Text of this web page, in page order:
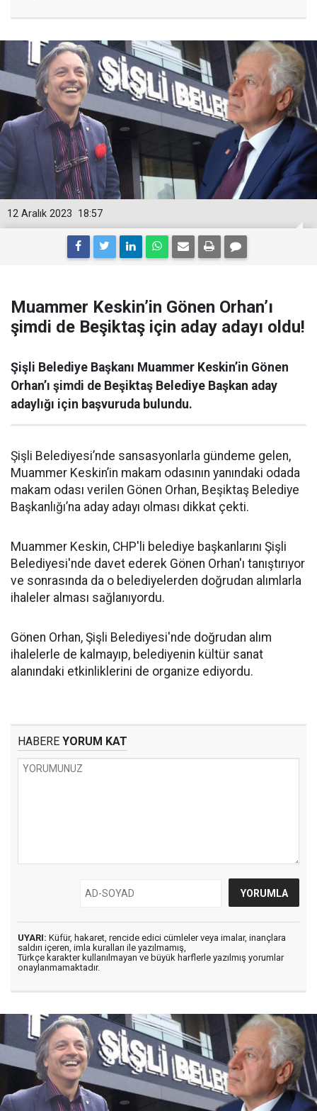
18:57
12 Aralık 2023
Muammer Keskin’in Gönen Orhan’ı
şimdi de Beşiktaş için aday adayı oldu!
Şişli Belediye Başkanı Muammer Keskin’in Gönen
Orhan’ı şimdi de Beşiktaş Belediye Başkan aday
adaylığı için başvuruda bulundu.
Şişli Belediyesi’nde sansasyonlarla gündeme gelen,
Muammer Keskin’in makam odasının yanındaki odada
makam odası verilen Gönen Orhan, Beşiktaş Belediye
Başkanlığı’na aday adayı olması dikkat çekti.
Muammer Keskin, CHP'li belediye başkanlarını Şişli
Belediyesi'nde davet ederek Gönen Orhan'ı tanıştırıyor
ve sonrasında da o belediyelerden doğrudan alımlarla
ihaleler alması sağlanıyordu.
Gönen Orhan, Şişli Belediyesi'nde doğrudan alım
ihalelerle de kalmayıp, belediyenin kültür sanat
alanındaki etkinliklerini de organize ediyordu.
HABERE YORUM KAT
UYARI: Küfür, hakaret, rencide edici cümleler veya imalar, inançlara
saldırı içeren, imla kuralları ile yazılmamış,
Türkçe karakter kullanılmayan ve büyük harflerle yazılmış yorumlar
onaylanmamaktadır.